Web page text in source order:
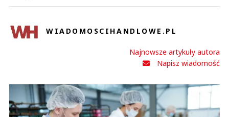
WIADOMOSCIHANDLOWE.PL
Najnowsze artykuły autora
Napisz wiadomość